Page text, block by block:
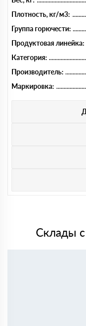
Плотность, кг/м3:
Группа горючести:
Продуктовая линейка:
Категория:
Производитель:
Маркировка:
Склады